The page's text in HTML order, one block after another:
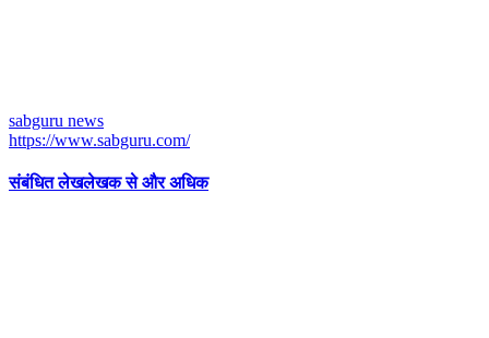
sabguru news
https://www.sabguru.com/
संबंधित लेखलेखक से और अधिक